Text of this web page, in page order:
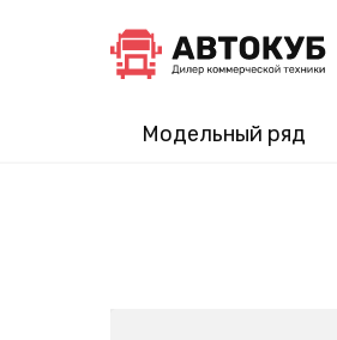
Модельный ряд